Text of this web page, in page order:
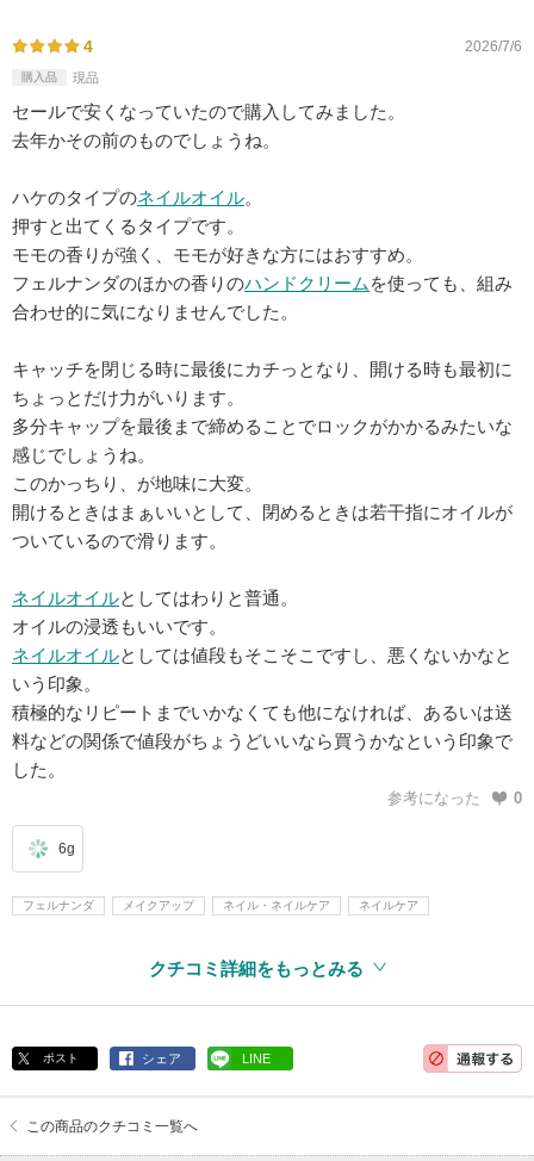
4 2026/7/6
購入品 現品
セールで安くなっていたので購入してみました。
去年かその前のものでしょうね。
ハケのタイプのネイルオイル。
押すと出てくるタイプです。
モモの香りが強く、モモが好きな方にはおすすめ。
フェルナンダのほかの香りのハンドクリーム を使っても、組み
合わせ的に気になりませんでした。
キャッチを閉じる時に最後にカチっとなり、開ける時も最初に
ちょっとだけ力がいります。
多分キャップを最後まで締めることでロックがかかるみたいな
感じでしょうね。
このかっちり、が地味に大変。
開けるときはまぁいいとして、閉めるときは若干指にオイルが
ついているので滑ります。
ネイルオイルとしてはわりと普通。
オイルの浸透もいいです。
ネイルオイルとしては値段もそこそこですし、悪くないかなと
いう印象。
積極的なリピートまでいかなくても他になければ、あるいは送
料などの関係で値段がちょうどいいなら買うかなという印象で
した。
参考になった 0
6g
フェルナンダ メイクアップ ネイル・ネイルケア ネイルケア
クチコミ詳細をもっとみる
ポスト シェア LINE
この商品のクチコミ一覧へ